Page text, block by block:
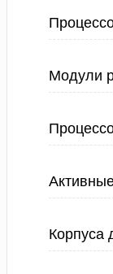
Модули
Корпуса